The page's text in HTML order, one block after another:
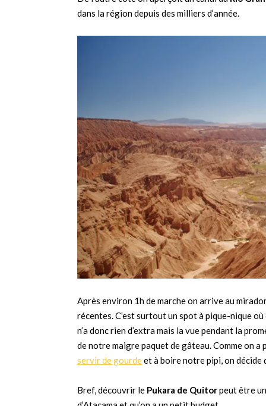
dans la région depuis des milliers d’année.
Après environ 1h de marche on arrive au
récentes. C’est surtout un spot à pique-nique
n’a donc rien d’extra mais la vue pendant la
de notre maigre paquet de gâteau. Comme on a
servir de gourdeet à boire notre pipi, on décide
Bref, découvrir le Pukara de Quitorpeut être